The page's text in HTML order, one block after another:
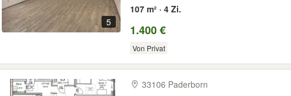
5
107 m² · 4 Zi.
1.400 €
Von Privat
33106 Paderborn